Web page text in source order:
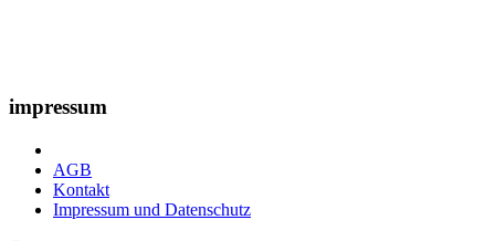
impressum
AGB
Kontakt
Impressum und Datenschutz